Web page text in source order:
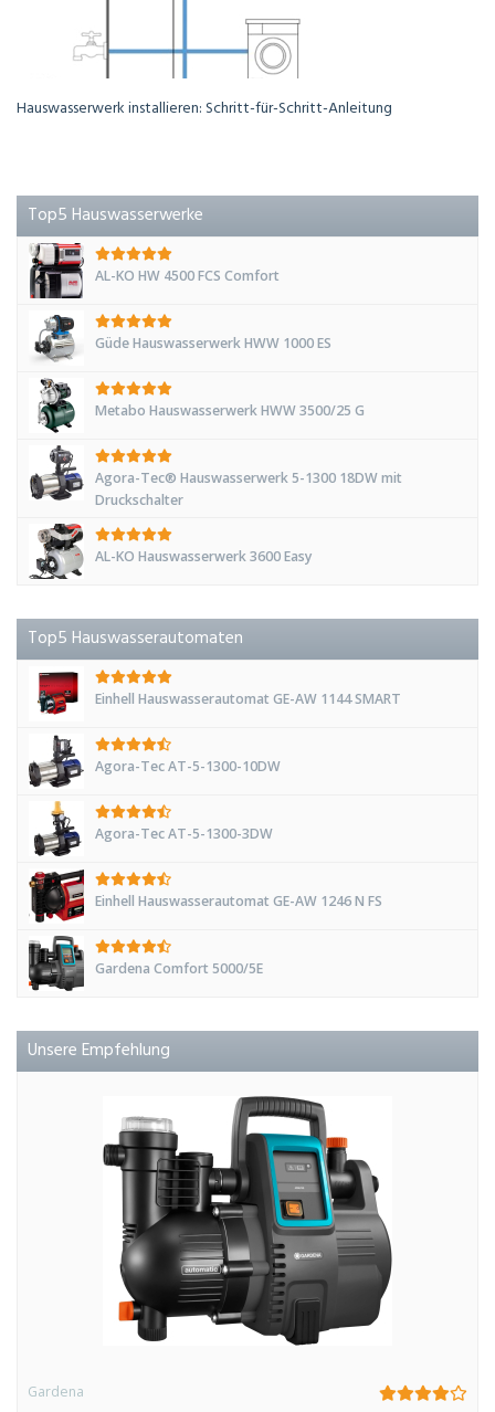
Hauswasserwerk installieren: Schritt-für-Schritt-Anleitung
Top5 Hauswasserwerke
AL-KO HW 4500 FCS Comfort
Güde Hauswasserwerk HWW 1000 ES
Metabo Hauswasserwerk HWW 3500/25 G
Agora-Tec® Hauswasserwerk 5-1300 18DW mit
Druckschalter
AL-KO Hauswasserwerk 3600 Easy
Top5 Hauswasserautomaten
Einhell Hauswasserautomat GE-AW 1144 SMART
Agora-Tec AT-5-1300-10DW
Agora-Tec AT-5-1300-3DW
Einhell Hauswasserautomat GE-AW 1246 N FS
Gardena Comfort 5000/5E
Unsere Empfehlung
Gardena